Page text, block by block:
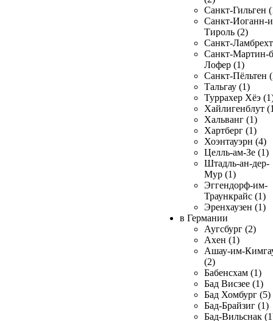
Санкт-Гильген
Санкт-Иоганн-
Тироль (2)
Санкт-
Санкт-Мартин-
Лофер (1)
Санкт-Пёльтен
Тальгау (1)
Туррахер Хёэ
Хайлигенблут
Хальванг (1)
Хартберг (1)
Хоэнтауэрн (4)
Целль-ам-Зе (1)
Штадль-ан-дер-
Мур (1)
Эггендорф-им-
Траункрайс (1)
Эренхаузен (1)
в Германии
Аугсбург (2)
Ахен (1)
Ашау-им-
(2)
Бабенсхам (1)
Бад Висзее (1)
Бад Хомбург (5)
Бад-Брайзиг (1)
Бад-Вильснак